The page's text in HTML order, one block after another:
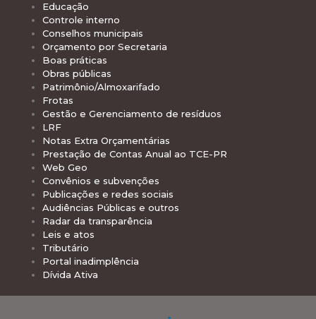
Educação
Controle interno
Conselhos municipais
Orçamento por Secretaria
Boas práticas
Obras públicas
Patrimônio/Almoxarifado
Frotas
Gestão e Gerenciamento de resíduos
LRF
Notas Extra Orçamentárias
Prestação de Contas Anual ao TCE-PR
Web Geo
Convênios e subvenções
Publicações e redes sociais
Audiências Públicas e outros
Radar da transparência
Leis e atos
Tributário
Portal inadimplência
Dívida Ativa